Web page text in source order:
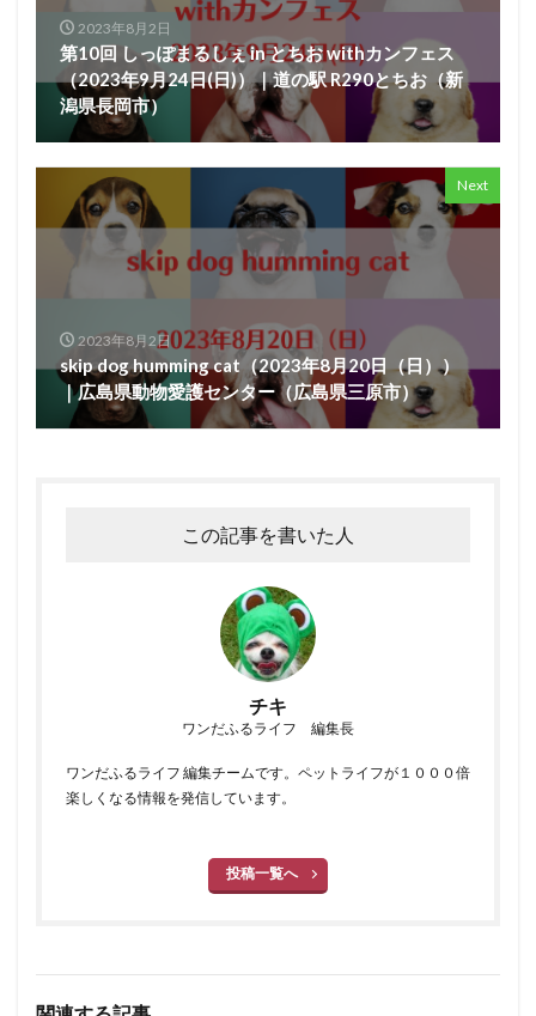
2023年8月2日
第10回 しっぽまるしぇ in とちお withカンフェス
（2023年9月24日(日)）｜道の駅 R290とちお（新
潟県長岡市）
Next
2023年8月2日
skip dog humming cat（2023年8月20日（日））
｜広島県動物愛護センター（広島県三原市）
この記事を書いた人
チキ
ワンだふるライフ 編集長
ワンだふるライフ 編集チームです。ペットライフが１０００倍
楽しくなる情報を発信しています。
投稿一覧へ